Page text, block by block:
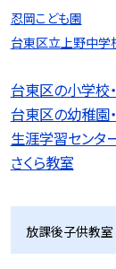
忍岡こども園
台東区立上野中学
台東区の小学校
台東区の幼稚園
生涯学習センタ
さくら教室
放課後子供教室